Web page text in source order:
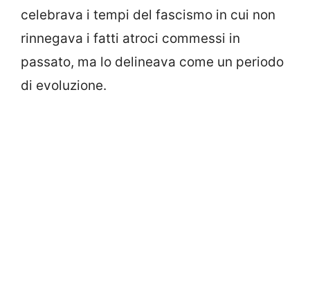
celebrava i tempi del fascismo in cui non
rinnegava i fatti atroci commessi in
passato, ma lo delineava come un periodo
di evoluzione.